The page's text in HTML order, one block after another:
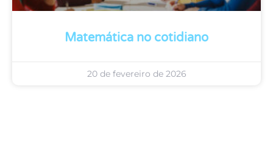
Matemática no cotidiano
20 de fevereiro de 2026